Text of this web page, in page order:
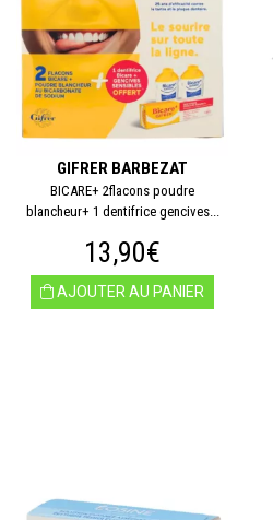
GIFRER BARBEZAT
BICARE+ 2flacons poudre
blancheur+ 1 dentifrice gencives...
13,90€
AJOUTER AU PANIER